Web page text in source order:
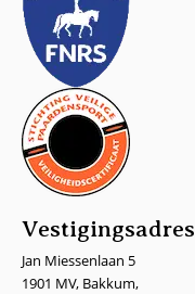
Vestigingsadres
Jan Miessenlaan 5
1901 MV, Bakkum,